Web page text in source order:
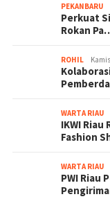
PEKANBARU
Perkuat
Rokan
ROHIL
WARTA RIAU
IKWI Riau
Fashion
WARTA RIAU
PWI Riau